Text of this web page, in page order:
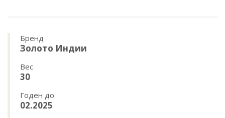
Бренд
Золото Индии
Вес
30
Годен до
02.2025